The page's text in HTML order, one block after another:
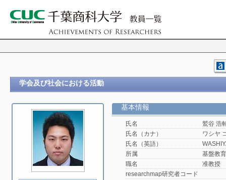
学会及び社会における活動
基本情報
氏名
鷲谷 浩
氏名（カナ）
ワシヤ
氏名（英語）
所属
基盤教
職名
准教授
researchmap研究者コード